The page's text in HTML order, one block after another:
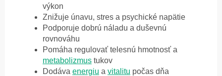
výkon
Znižuje únavu, stres a psychické napätie
Podporuje dobrú náladu a duševnú
rovnováhu
Pomáha regulovať telesnú hmotnosť a
metabolizmus tukov
Dodáva energiu a vitalitu počas dňa